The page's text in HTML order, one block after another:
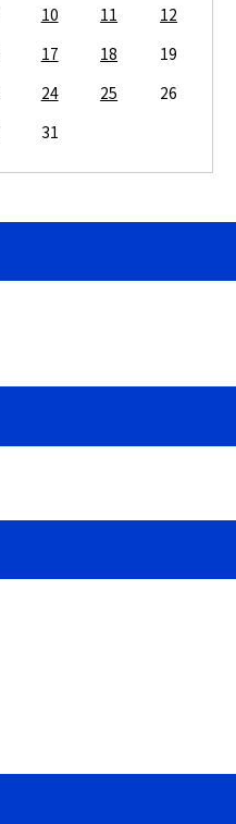
10 11
12
17 18
19
24 25
26
31